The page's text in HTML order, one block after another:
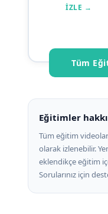
İZLE →
Tüm
Eğitimler
Tüm eğitim
olarak izlenebilir.
eklendikçe eğitim
Sorularınız için